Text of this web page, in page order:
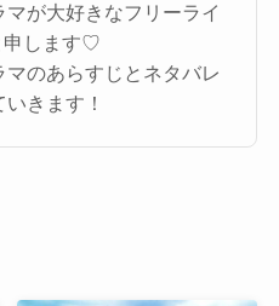
が大好きなフリーライ
申します♡
のあらすじとネタバレ
きます！